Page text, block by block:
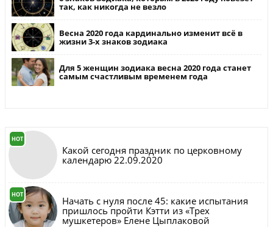
так, как никогда не везло
Весна 2020 года кардинально изменит всё в
жизни 3-х знаков зодиака
Для 5 женщин зодиака весна 2020 года станет
самым счастливым временем года
HOT
Какой сегодня праздник по церковному
календарю 22.09.2020
HOT
Начать с нуля после 45: какие испытания
пришлось пройти Кэтти из «Трех
мушкетеров» Елене Цыплаковой